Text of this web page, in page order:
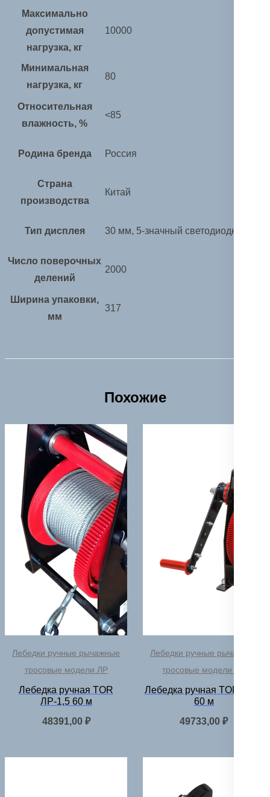
Максимально
допустимая
нагрузка, кг
10000
Минимальная
нагрузка, кг
80
Относительная
влажность, %
<85
Родина бренда Россия
Страна
производства
Китай
Тип дисплея 30 мм, 5-значный светодиодный
Число поверочных
делений
2000
Ширина упаковки,
мм
317
Похожие
Лебедки ручные рычажные
тросовые модели ЛР
Лебедка ручная TOR
ЛР-1,5 60 м
48391,00 ₽
Лебедки ручные рычажные
тросовые модели ЛР
Лебедка ручная TOR ЛР-1
60 м
49733,00₽